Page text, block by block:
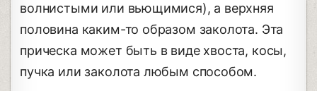
волнистыми или вьющимися), а верхняя
половина каким-то образом заколота. Эта
прическа может быть в виде хвоста, косы,
пучка или заколота любым способом.